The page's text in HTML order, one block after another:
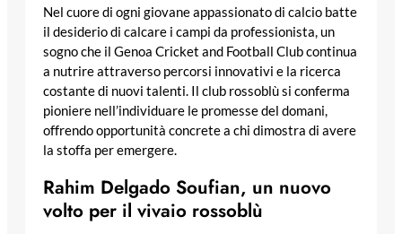
Nel cuore di ogni giovane appassionato di calcio batte
il desiderio di calcare i campi da professionista, un
sogno che il Genoa Cricket and Football Club continua
a nutrire attraverso percorsi innovativi e la ricerca
costante di nuovi talenti. Il club rossoblù si conferma
pioniere nell’individuare le promesse del domani,
offrendo opportunità concrete a chi dimostra di avere
la stoffa per emergere.
Rahim Delgado Soufian, un nuovo
volto per il vivaio rossoblù